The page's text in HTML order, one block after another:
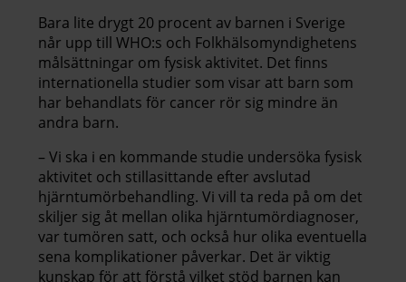
Bara lite drygt 20 procent av barnen i Sverige
når upp till WHO:s och Folkhälsomyndighetens
målsättningar om fysisk aktivitet. Det finns
internationella studier som visar att barn som
har behandlats för cancer rör sig mindre än
andra barn.
– Vi ska i en kommande studie undersöka fysisk
aktivitet och stillasittande efter avslutad
hjärntumörbehandling. Vi vill ta reda på om det
skiljer sig åt mellan olika hjärntumördiagnoser,
var tumören satt, och också hur olika eventuella
sena komplikationer påverkar. Det är viktig
kunskap för att förstå vilket stöd barnen kan